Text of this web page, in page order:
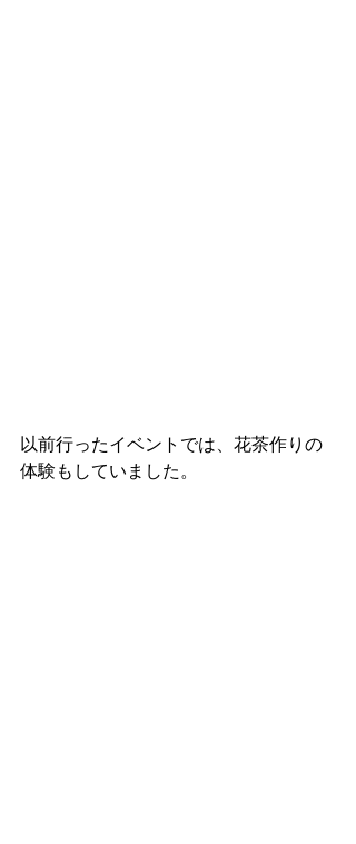
以前行ったイベントでは、花茶作りの
体験もしていました。